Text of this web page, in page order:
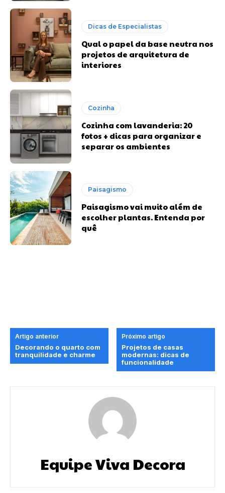
Dicas de Especialistas
Qual o papel da base neutra nos
projetos de arquitetura de
interiores
Cozinha
Cozinha com lavanderia: 20
fotos + dicas para organizar e
separar os ambientes
Paisagismo
Paisagismo vai muito além de
escolher plantas. Entenda por
quê
Artigo anterior
Decorando o quarto com
tranquilidade e charme
Próximo artigo
Projetos de casas
modernas: dicas de
funcionalidade
Equipe Viva Decora